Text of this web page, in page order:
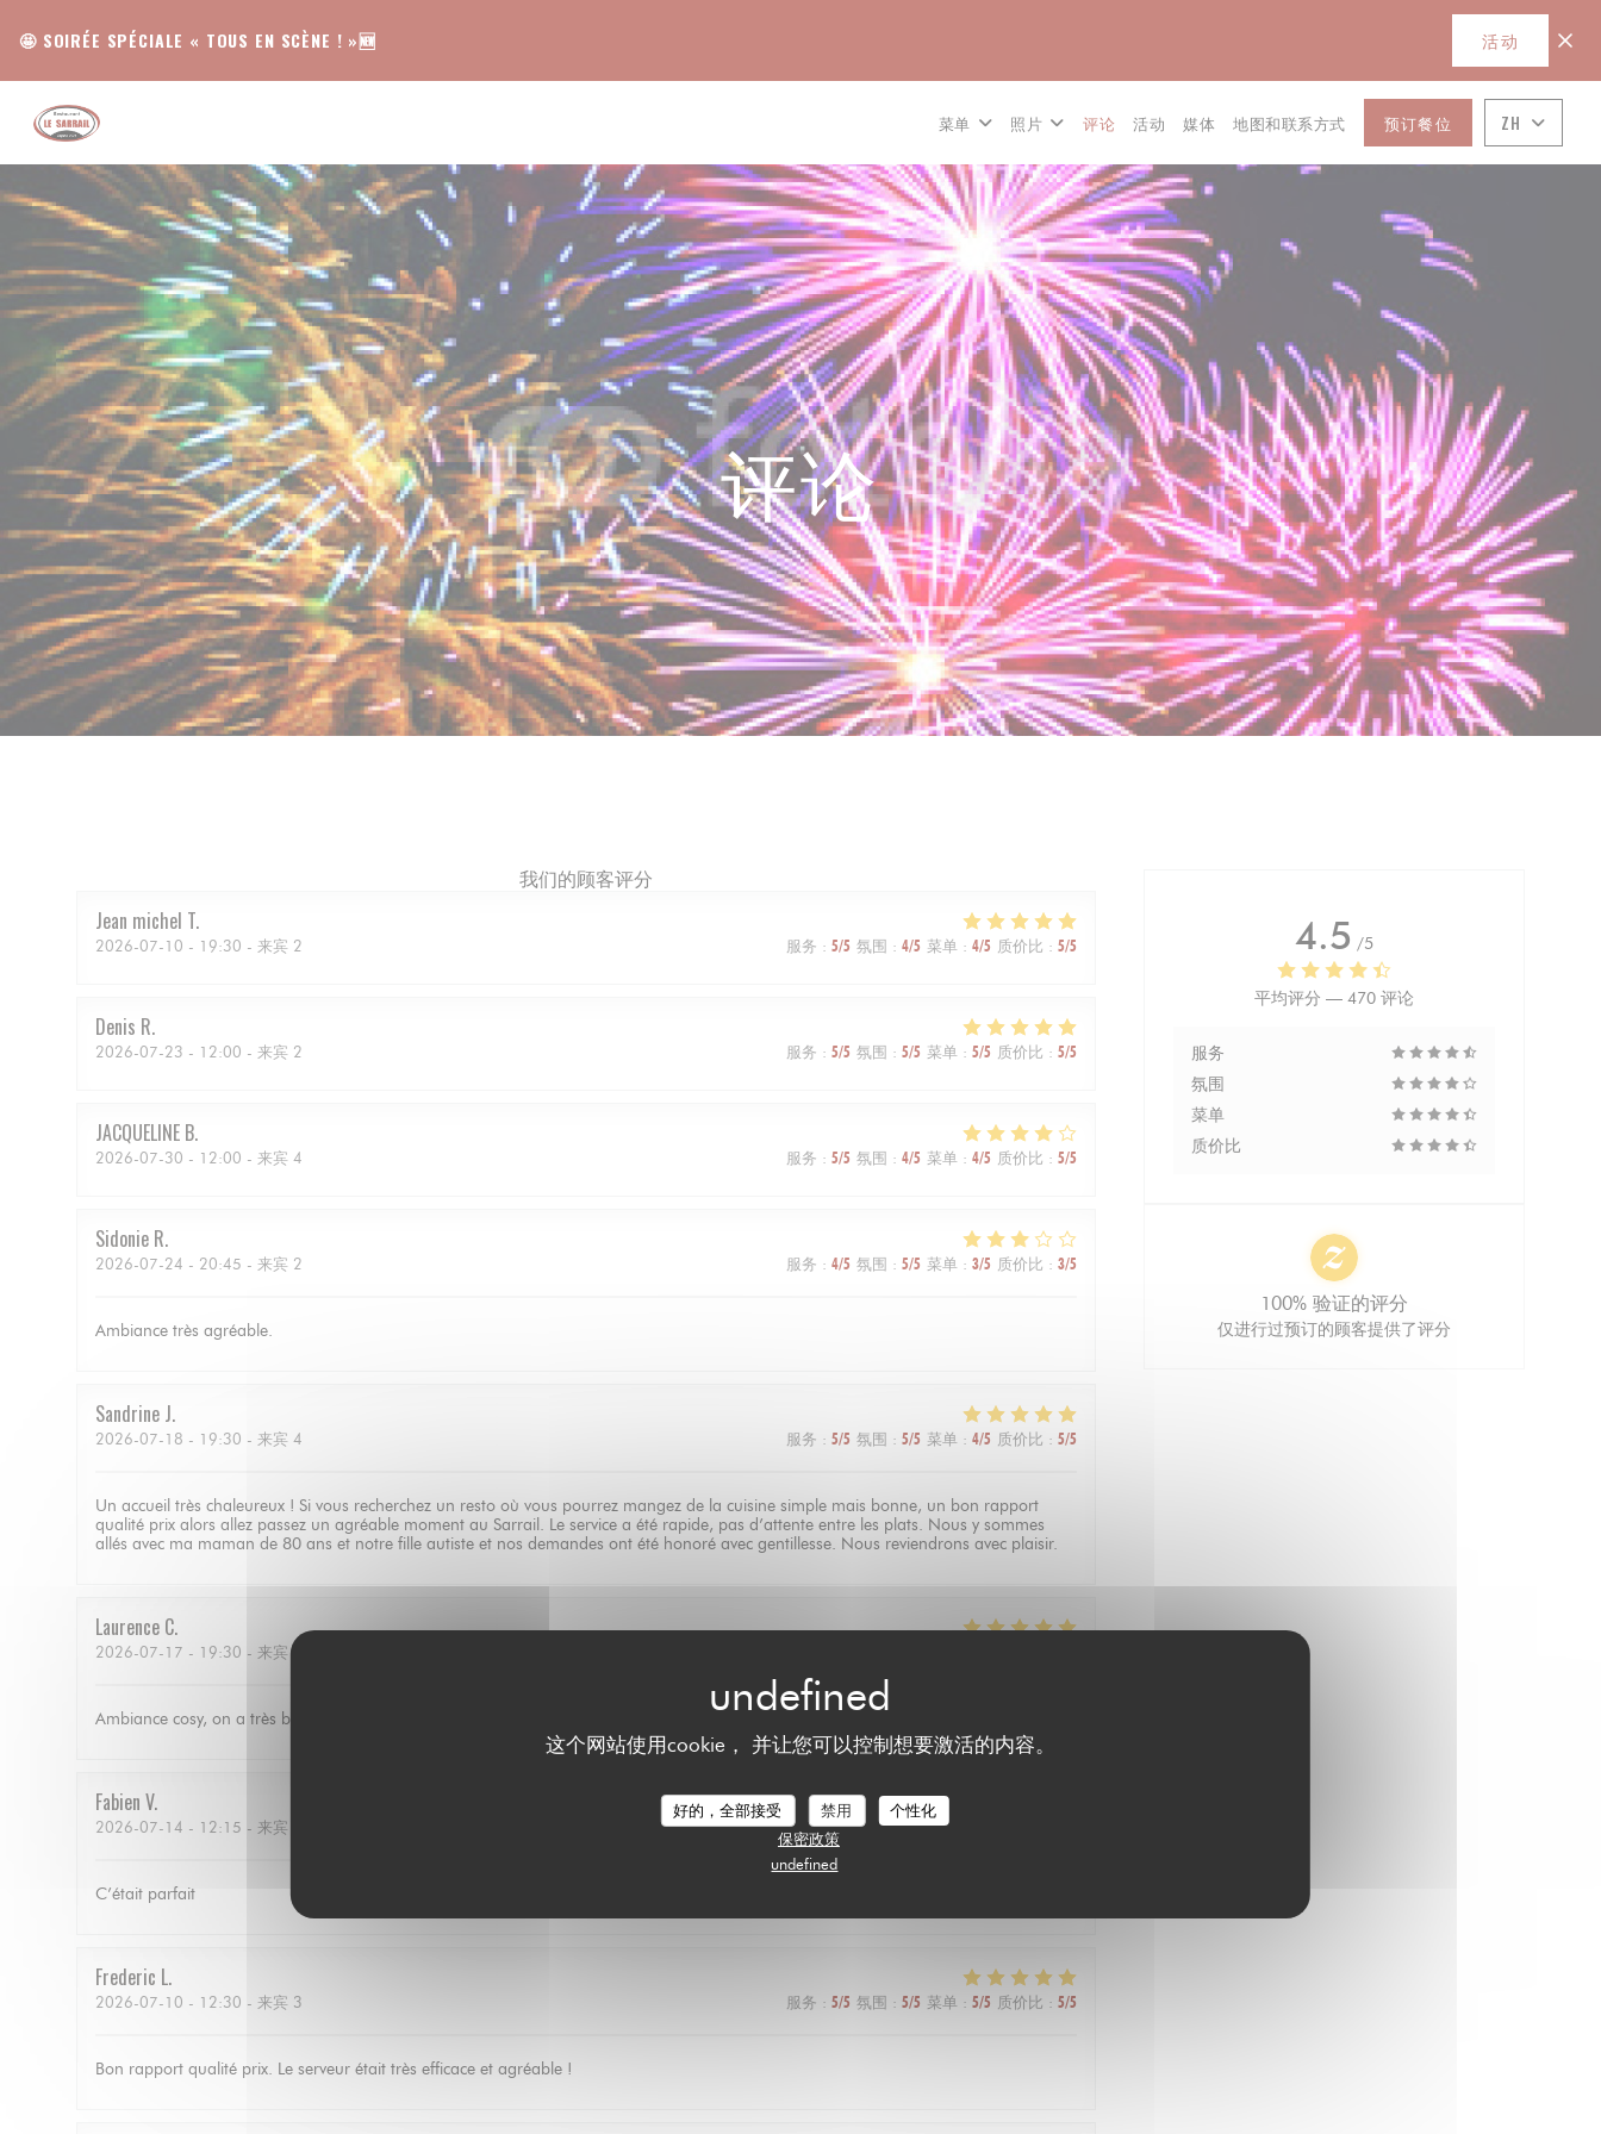
这个网站使用cookie， 并让您可以控制想要激活的内容。
好的，全部接受 禁用
个性化
保密政策
undefined
🤩 SOIRÉE SPÉCIALE « TOUS EN SCÈNE ! »🆕 活动
菜单 照片 评论 活动 媒体 地图和联系方式 预订餐位 ZH
评论
我们的顾客评分
Jean michel T
2026-07-10 - 19:30 - 来宾 2 服务 : 5/5 氛围 : 4/5 菜单 : 4/5 质价比 : 5/5
Denis R
2026-07-23 - 12:00 - 来宾 2 服务 : 5/5 氛围 : 5/5 菜单 : 5/5 质价比 : 5/5
JACQUELINE B
2026-07-30 - 12:00 - 来宾 4 服务 : 5/5 氛围 : 4/5 菜单 : 4/5 质价比 : 5/5
Sidonie R
2026-07-24 - 20:45 - 来宾 2 服务 : 4/5 氛围 : 5/5 菜单 : 3/5 质价比 : 3/5
Ambiance très agréable.
Sandrine J
2026-07-18 - 19:30 - 来宾 4 服务 : 5/5 氛围 : 5/5 菜单 : 4/5 质价比 : 5/5
Un accueil très chaleureux ! Si vous recherchez un resto où vous pourrez mangez de la cuisine simple mais bonne, un bon rapport
qualité prix alors allez passez un agréable moment au Sarrail. Le service a été rapide, pas d’attente entre les plats. Nous y sommes
allés avec ma maman de 80 ans et notre fille autiste et nos demandes ont été honoré avec gentillesse. Nous reviendrons avec plaisir.
Laurence C
2026-07-17 - 19:30 - 来宾 3
Ambiance cosy, on a très bien mangé, le service est parfait ! On a pris le programme pour revenir !!
Fabien V
2026-07-14 - 12:15 - 来宾 4 服务: 5/5 氛围: 5/5 菜单
C’était parfait
Frederic L
2026-07-10 - 12:30 - 来宾 3 服务 : 5/5 氛围 : 5/5 菜单 : 5/5 质价比 : 5/5
Bon rapport qualité prix. Le serveur était très efficace et agréable !
4.5 /5
平均评分 — 470 评论
服务
氛围
菜单
质价比
100% 验证的评分
仅进行过预订的顾客提供了评分